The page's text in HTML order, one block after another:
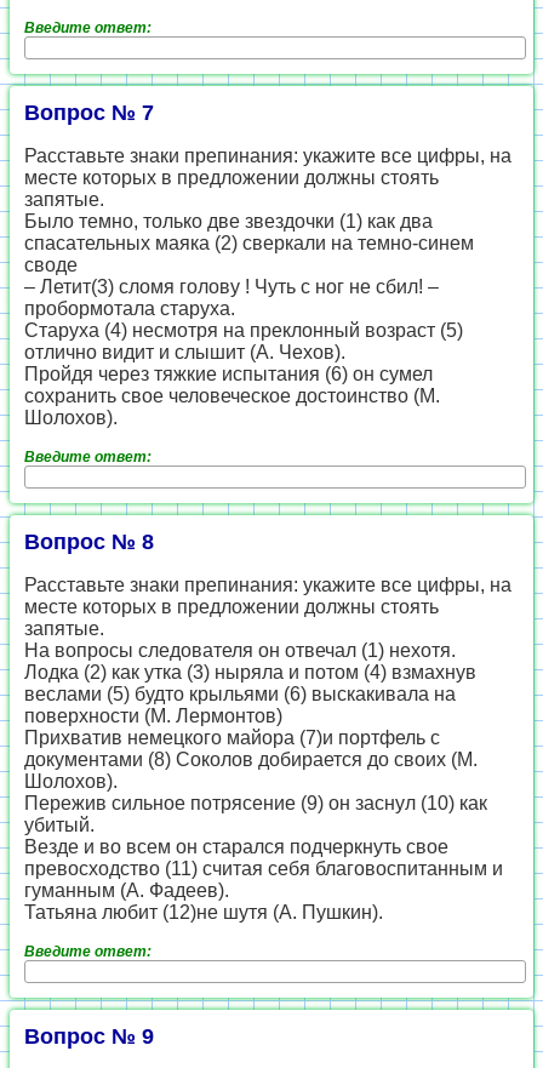
Введите ответ:
Вопрос № 7
Расставьте знаки препинания: укажите все цифры, на
месте которых в предложении должны стоять
запятые.
Было темно, только две звездочки (1) как два
спасательных маяка (2) сверкали на темно-синем
своде
– Летит(3) сломя голову ! Чуть с ног не сбил! –
пробормотала старуха.
Старуха (4) несмотря на преклонный возраст (5)
отлично видит и слышит (А. Чехов).
Пройдя через тяжкие испытания (6) он сумел
сохранить свое человеческое достоинство (М.
Шолохов).
Введите ответ:
Вопрос № 8
Расставьте знаки препинания: укажите все цифры, на
месте которых в предложении должны стоять
запятые.
На вопросы следователя он отвечал (1) нехотя.
Лодка (2) как утка (3) ныряла и потом (4) взмахнув
веслами (5) будто крыльями (6) выскакивала на
поверхности (М. Лермонтов)
Прихватив немецкого майора (7)и портфель с
документами (8) Соколов добирается до своих (М.
Шолохов).
Пережив сильное потрясение (9) он заснул (10) как
убитый.
Везде и во всем он старался подчеркнуть свое
превосходство (11) считая себя благовоспитанным и
гуманным (А. Фадеев).
Татьяна любит (12)не шутя (А. Пушкин).
Введите ответ:
Вопрос № 9